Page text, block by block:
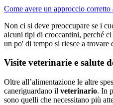
Come avere un approccio
Non ci si deve preoccupare se i
alcuni tipi di croccantini, perché
un po' di tempo si riesce a trovare
Visite veterinarie e salute
Oltre all’alimentazione le altre
caneriguardano il veterinario. In
sono quelli che necessitano più